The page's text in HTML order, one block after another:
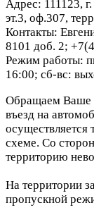
Адрес: 111123,
эт.3, оф.307,
Контакты:
8101 доб. 2;
Режим работы:
16:00; сб-вс:
Обращаем Ваше
въезд на
осуществляется
схеме. Со
территорию
На территории
пропускной